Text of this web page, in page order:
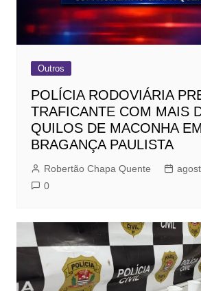
Outros
POLÍCIA RODOVIÁRIA
TRAFICANTE COM MAIS
QUILOS DE MACONHA EM
BRAGANÇA PAULISTA
Robertão Chapa Quente
0